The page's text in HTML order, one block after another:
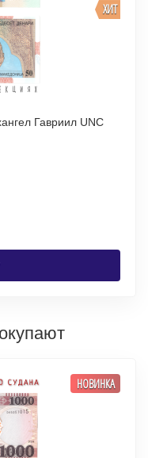
ХИТ
Гавриил UNC
НОВИНКА